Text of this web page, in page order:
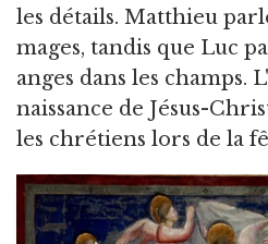
les détails. Matthieu
mages, tandis que Luc
anges dans les champs.
naissance de Jésus-
les chrétiens lors de la